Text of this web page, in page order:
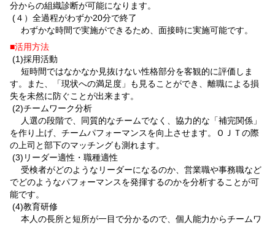
分からの組織診断が可能になります。
(４）全過程がわずか20分で終了
わずかな時間で実施ができるため、面接時に実施可能です。
■活用方法
(1)採用活動
短時間ではなかなか見抜けない性格部分を客観的に評価しま
す。また、「現状への満足度」も見ることができ、離職による損
失を未然に防ぐことが出来ます。
(2)チームワーク分析
人選の段階で、同質的なチームでなく、協力的な「補完関係」
を作り上げ、チームパフォーマンスを向上させます。ＯＪＴの際
の上司と部下のマッチングも測れます。
(3)リーダー適性・職種適性
受検者がどのようなリーダーになるのか、営業職や事務職など
でどのようなパフォーマンスを発揮するのかを分析することが可
能です。
(4)教育研修
本人の長所と短所が一目で分かるので、個人能力からチームワ